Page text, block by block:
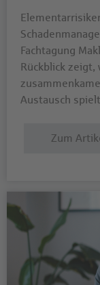
Fachtagung
Rückblick zeigt,
Austausch
Zum